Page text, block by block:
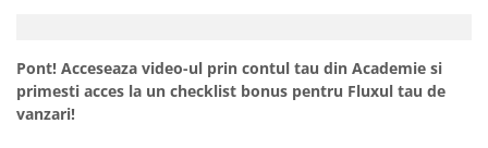
Pont! Acceseaza video-ul prin contul tau din Academie si
primesti acces la un checklist bonus pentru Fluxul tau de
vanzari!